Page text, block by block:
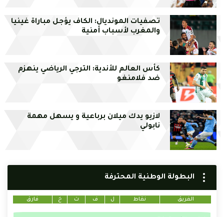
تصفيات المونديال: الكاف يؤجل مباراة غينيا
والمغرب لأسباب أمنية
كأس العالم للأندية: الترجي الرياضي ينهزم
ضد فلامنغو
لازيو يدك ميلان برباعية و يسهل مهمة
نابولي
البطولة الوطنية المحترفة
الفريق نقاط ل ف ت خ فارق